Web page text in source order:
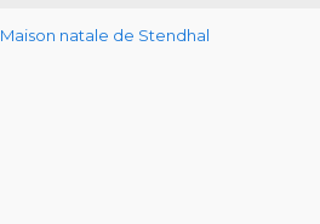
Maison natale de Stendhal